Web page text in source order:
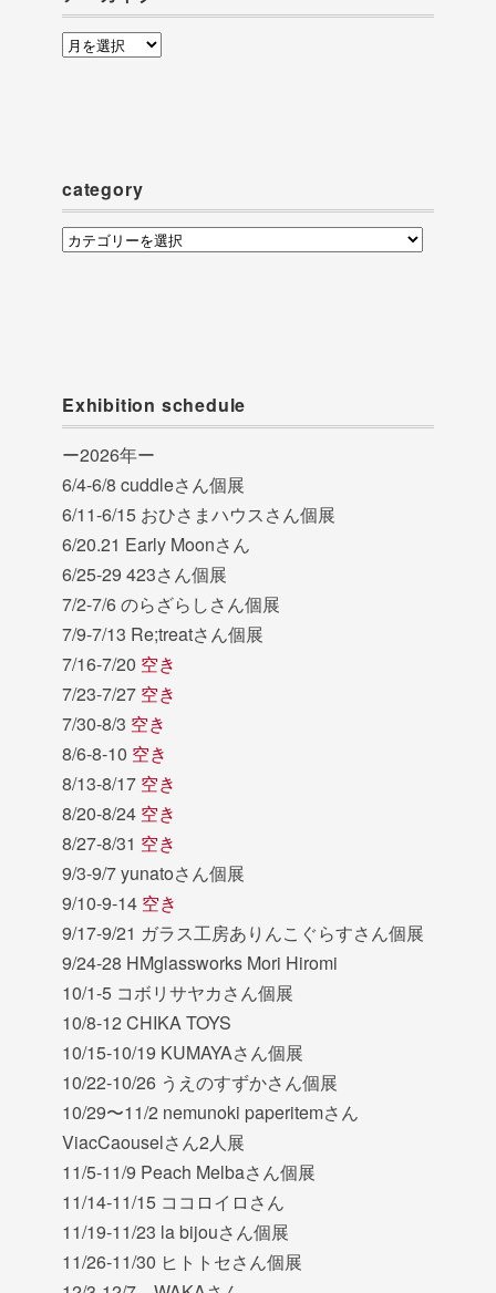
ア
category
category
Exhibition schedule
ー2026年ー
6/4-6/8 cuddleさん個展
6/11-6/15 おひさまハウスさん個展
6/20.21 Early Moonさん
6/25-29 423さん個展
7/2-7/6 のらざらしさん個展
7/9-7/13 Re;treatさん個展
7/16-7/20 空き
7/23-7/27 空き
7/30-8/3 空き
8/6-8-10 空き
8/13-8/17 空き
8/20-8/24 空き
8/27-8/31 空き
9/3-9/7 yunatoさん個展
9/10-9-14 空き
9/17-9/21 ガラス工房ありんこぐらすさん個展
9/24-28 HMglassworks Mori Hiromi
10/1-5 コボリサヤカさん個展
10/8-12 CHIKA TOYS
10/15-10/19 KUMAYAさん個展
10/22-10/26 うえのすずかさん個展
10/29〜11/2 nemunoki paperitemさん
ViacCaouselさん2人展
11/5-11/9 Peach Melbaさん個展
11/14-11/15 ココロイロさん
11/19-11/23 la bijouさん個展
11/26-11/30 ヒトトセさん個展